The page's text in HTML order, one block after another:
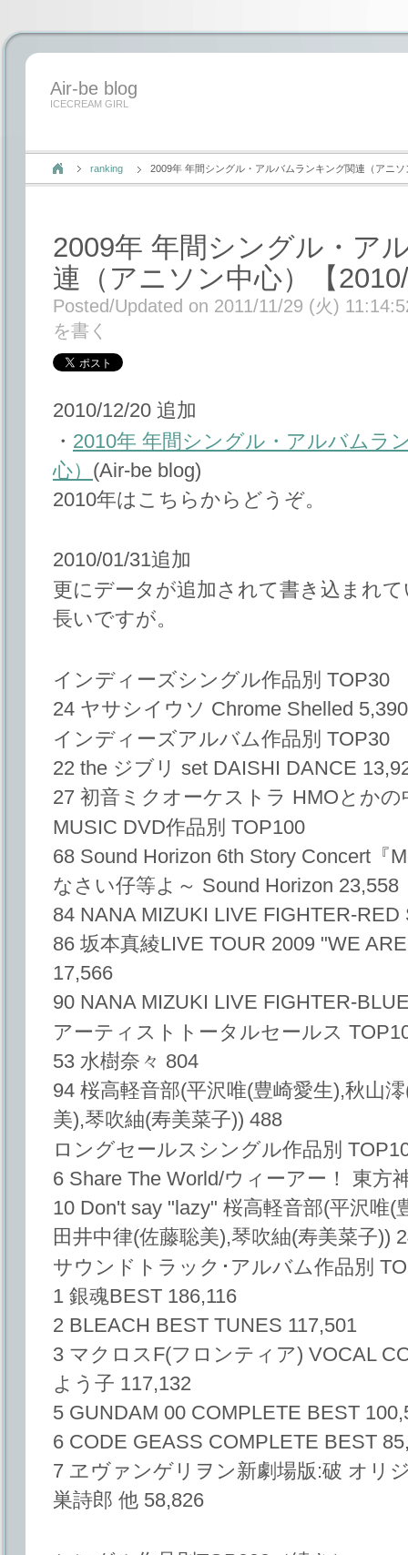
Air-be blog
ICECREAM GIRL
ranking 2009年 年間シングル・アルバムランキング関連（アニ
2009年 年間シングル・ア
連（アニソン中心）【
Posted/Updated on 2011/11/29 (火)
を書く
2010/12/20 追加
・ 2010年 年間シングル・アルバムラ
心） (Air-be blog)
2010年はこちらからどうぞ。
2010/01/31追加
更にデータが追加されて書き込まれ
長いですが。
インディーズシングル作品別 TOP30
24 ヤサシイウソ Chrome Shelled 5,390
インディーズアルバム作品別 TOP30
22 the ジブリ set DAISHI DANCE
27 初音ミクオーケストラ HMOとかの
MUSIC DVD作品別 TOP100
68 Sound Horizon 6th Story Concert『
なさい仔等よ～ Sound Horizon 23,558
84 NANA MIZUKI LIVE FIGHTER-
86 坂本真綾LIVE TOUR 2009 "WE
17,566
90 NANA MIZUKI LIVE FIGHTER-
アーティストトータルセールス
53 水樹奈々 804
94 桜高軽音部(平沢唯(豊崎愛生),秋山
美),琴吹紬(寿美菜子)) 488
ロングセールスシングル作品別
6 Share The World/ウィーアー！ 東方
10 Don't say "lazy" 桜高軽音部(平沢唯(
田井中律(佐藤聡美),琴吹紬(寿美菜子))
サウンドトラック･アルバム作品別
1 銀魂BEST 186,116
2 BLEACH BEST TUNES 117,501
3 マクロスF(フロンティア) VOCAL
よう子 117,132
5 GUNDAM 00 COMPLETE BEST
6 CODE GEASS COMPLETE BEST
7 ヱヴァンゲリヲン新劇場版:破 オリ
巣詩郎 他 58,826